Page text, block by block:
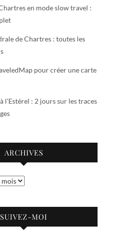
en mode slow travel :
de Chartres : toutes les
pour créer une carte
l’Estérel : 2 jours sur les traces
ARCHIVES
SUIVEZ-MOI